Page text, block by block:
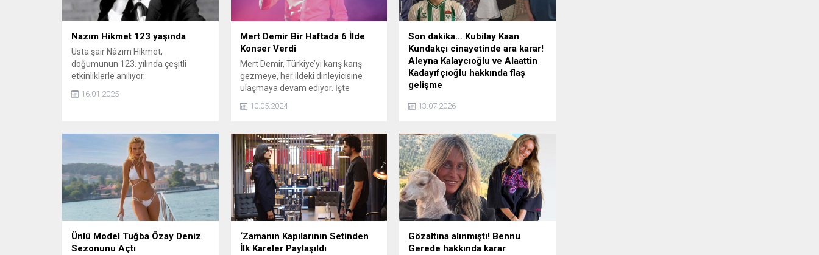
Nazım Hikmet 123 yaşında
Usta şair Nâzım Hikmet,
doğumunun 123. yılında çeşitli
etkinliklerle anılıyor.
16.01.2025
Mert Demir Bir Haftada 6 İlde
Konser Verdi
Mert Demir, Türkiye’yi karış karış
gezmeye, her ildeki dinleyicisine
ulaşmaya devam ediyor. İşte
10.05.2024
Son dakika… Kubilay Kaan
Kundakçı cinayetinde ara karar!
Aleyna Kalaycıoğlu ve Alaattin
Kadayıfçıoğlu hakkında flaş
gelişme
Kubilay Kaan Kundakçı davasında 2.
Aleyna Kalaycıoğlu ve Alaattin
Kadayıfçıoğlu'nun da aralarında
bulunduğu sanıkların tutukluluk
halinin devamına karar verdi. Karar
sonrası Aleyna Kalaycıoğlu sinir krizi
geçirdi.
13.07.2026
Ünlü Model Tuğba Özay Deniz
Sezonunu Açtı
‘Zamanın Kapılarının Setinden
İlk Kareler Paylaşıldı
Gözaltına alınmıştı! Bennu
Gerede hakkında karar